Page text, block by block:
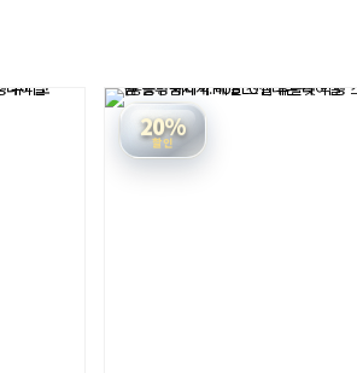
20%
할인